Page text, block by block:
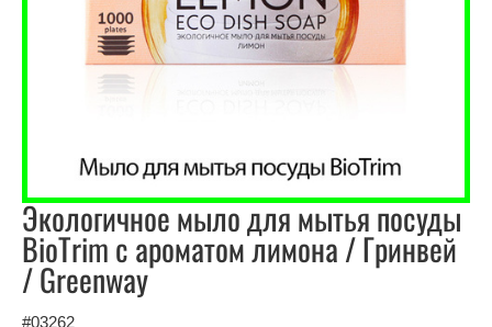
Экологичное мыло для мытья посуды
BioTrim с ароматом лимона / Гринвей
/ Greenway
#03262